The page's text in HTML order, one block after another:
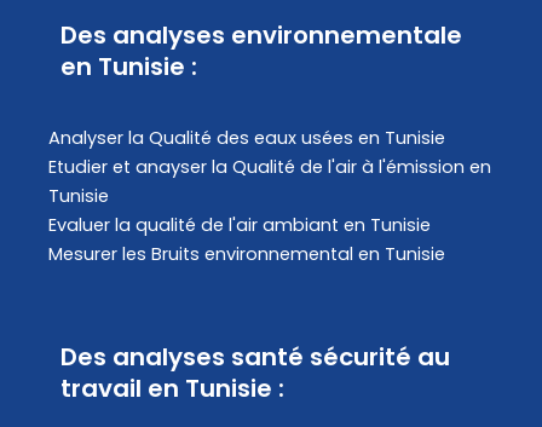
Des analyses environnementale
en Tunisie :
Analyser la Qualité des eaux usées en Tunisie
Etudier et anayser la Qualité de l'air à l'émission en
Tunisie
Evaluer la qualité de l'air ambiant en Tunisie
Mesurer les Bruits environnemental en Tunisie
Des analyses santé sécurité au
travail en Tunisie :